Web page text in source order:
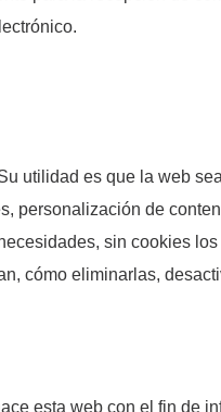
utilidad es que la web
personalización de
sin cookies
cómo eliminarlas,
esta web con el fin de